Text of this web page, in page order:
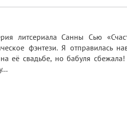
литсериала Санны Сью
фэнтези. Я отправилась
её свадьбе, но бабуля